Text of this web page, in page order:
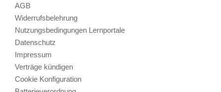
AGB
Widerrufsbelehrung
Nutzungsbedingungen Lernportale
Datenschutz
Impressum
Verträge kündigen
Cookie Konfiguration